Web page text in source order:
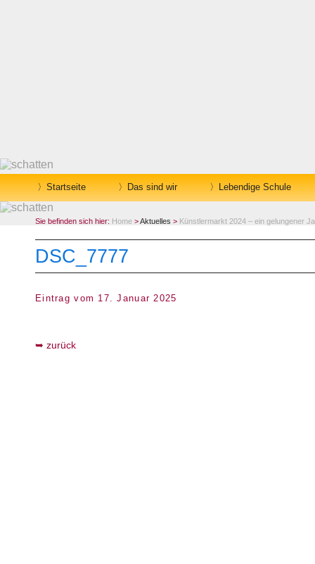
Startseite Das sind wir Lebendige Schule
Sie befinden sich hier: Home >Aktuelles > Künstlermarkt 2024 – ein gelungener
DSC_7777
Eintrag vom 17. Januar 2025
zurück